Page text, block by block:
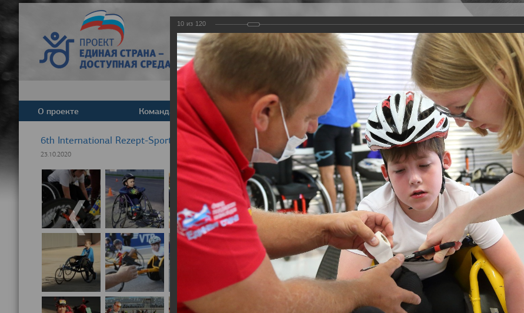
Задать вопрос
Версия для слабовидящих
О проекте Команда Новости Деятельность Базы данных
6th International Rezept-Sport Wheelchair Half Marathon
23.10.2020
10 из 120